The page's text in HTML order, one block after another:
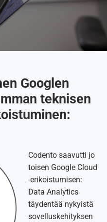
Googlen
teknisen
Codento saavutti jo
toisen Google Cloud
-erikoistumisen:
Data Analytics
täydentää nykyistä
sovelluskehityksen